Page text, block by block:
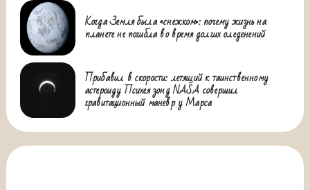
Когда Земля была «снежком»: почему жизнь на
планете не погибла во время долгих оледенений
Прибавил в скорости: летящий к таинственному
астероиду Психея зонд NASA совершил
гравитационный маневр у Марса